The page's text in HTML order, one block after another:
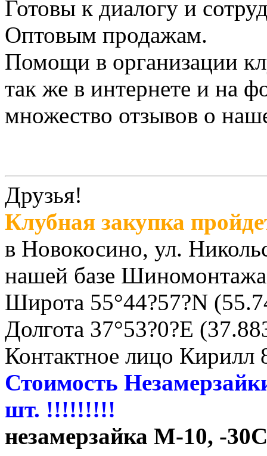
Готовы к диалогу и
Оптовым продажам.
Помощи в организации
так же в интернете и на
множество отзывов о
Друзья!
Клубная закупка
в Новокосино, ул.
нашей базе
Широта 55°44?57?N
Долгота 37°53?0?E
Контактное лицо
Стоимость
шт. !!!!!!!!!
незамерзайка М-10, -